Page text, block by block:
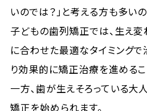
いのでは？」と考える方も多い
子どもの歯列矯正では、生え
に合わせた最適なタイミングで
り効果的に矯正治療を進めるこ
一方、歯が生えそろっている大
矯正を始められます。